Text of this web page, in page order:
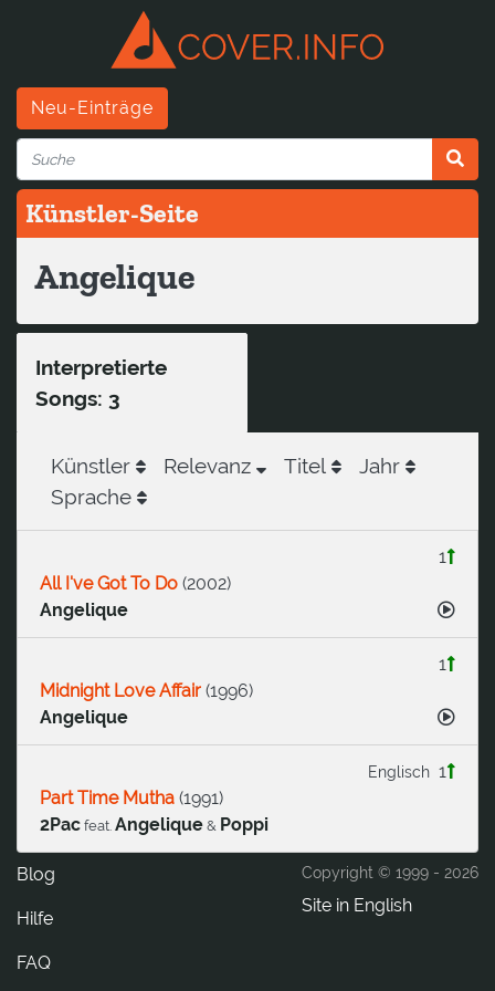
Neu-Einträge
Künstler-Seite
Angelique
Interpretierte
Songs: 3
Künstler Relevanz Titel
Jahr
Sprache
1
All I've Got To Do (2002)
Angelique
1
Midnight Love Affair (1996)
Angelique
1
Englisch
Part Time Mutha (1991)
2Pac feat. Angelique & Poppi
Copyright © 1999 - 2026
Site in English
Blog
Hilfe
FAQ